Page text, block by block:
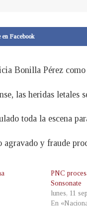
en Facebook
Bonilla Pérez
las heridas
toda la escena
y fraude
PNC
Sonsonate
lunes, 11
En